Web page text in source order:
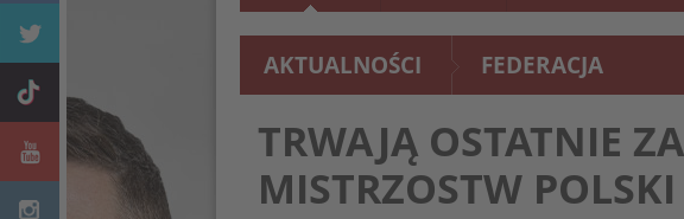
AKTUALNOŚCI FEDERACJA
TRWAJĄ OSTATNIE
MISTRZOSTW